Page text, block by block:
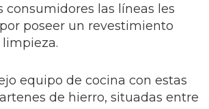
consumidores las líneas les
poseer un revestimiento
equipo de cocina con estas
de hierro, situadas entre